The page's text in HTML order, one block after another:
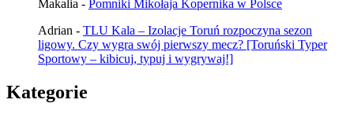
Makalia - Pomniki Mikołaja Kopernika w Polsce
Adrian - TLU Kala – Izolacje Toruń rozpoczyna sezon
ligowy. Czy wygra swój pierwszy mecz? [Toruński Typer
Sportowy – kibicuj, typuj i wygrywaj!]
Kategorie